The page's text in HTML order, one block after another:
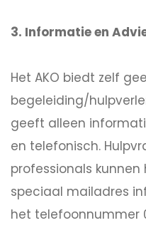
3. Informatie en
Het AKO biedt zelf
begeleiding/
geeft alleen
en telefonisch.
professionals
speciaal mailadres
het telefoonnummer